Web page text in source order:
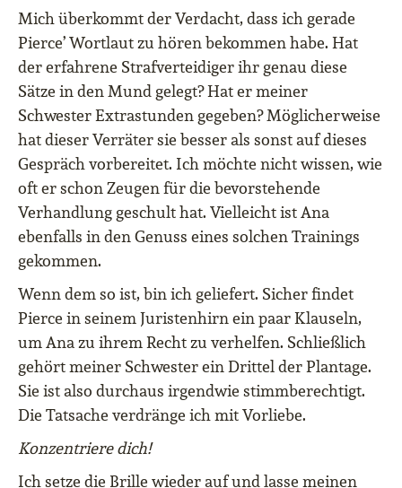
Mich überkommt der Verdacht, dass ich gerade
Pierce’ Wortlaut zu hören bekommen habe. Hat
der erfahrene Strafverteidiger ihr genau diese
Sätze in den Mund gelegt? Hat er meiner
Schwester Extrastunden gegeben? Möglicherweise
hat dieser Verräter sie besser als sonst auf dieses
Gespräch vorbereitet. Ich möchte nicht wissen, wie
oft er schon Zeugen für die bevorstehende
Verhandlung geschult hat. Vielleicht ist Ana
ebenfalls in den Genuss eines solchen Trainings
gekommen.
Wenn dem so ist, bin ich geliefert. Sicher findet
Pierce in seinem Juristenhirn ein paar Klauseln,
um Ana zu ihrem Recht zu verhelfen. Schließlich
gehört meiner Schwester ein Drittel der Plantage.
Sie ist also durchaus irgendwie stimmberechtigt.
Die Tatsache verdränge ich mit Vorliebe.
Konzentriere dich!
Ich setze die Brille wieder auf und lasse meinen